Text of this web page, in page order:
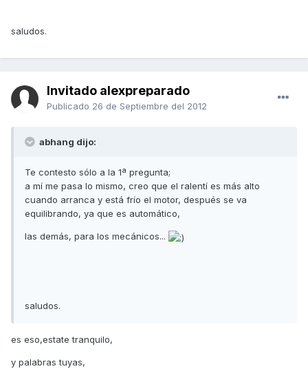
saludos.
Invitado alexpreparado
Publicado 26 de Septiembre del 2012
abhang dijo:
Te contesto sólo a la 1ª pregunta;
a mí me pasa lo mismo, creo que el ralentí es más alto
cuando arranca y está frío el motor, después se va
equilibrando, ya que es automático,
las demás, para los mecánicos...
saludos.
es eso,estate tranquilo,
y palabras tuyas,